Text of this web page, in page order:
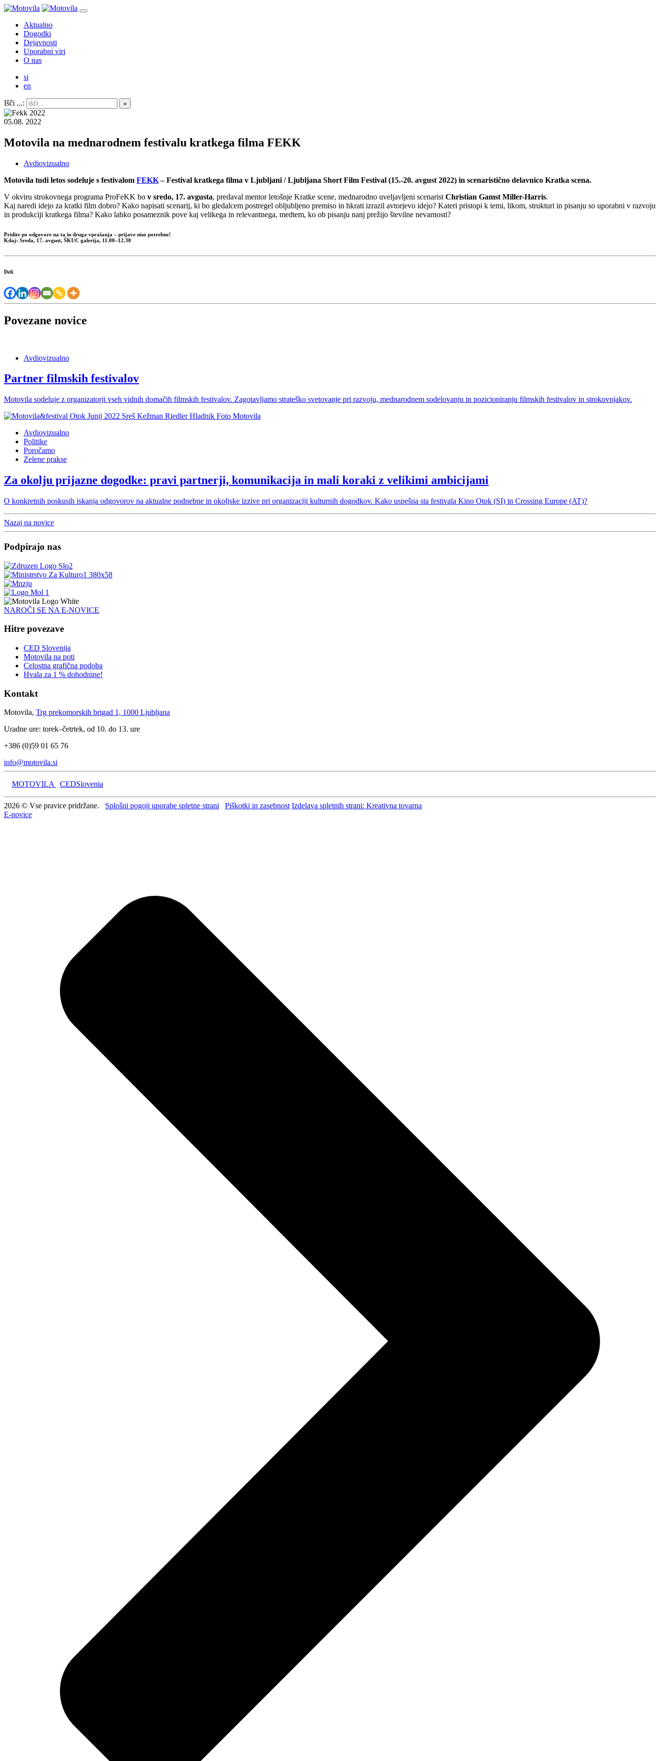
Aktualno
Dogodki
Dejavnosti
Uporabni viri
O nas
si
en
Išči ...:
05.08. 2022
Motovila na mednarodnem festivalu kratkega filma FEKK
Avdiovizualno
Motovila tudi letos sodeluje s festivalom FEKK– Festival kratkega filma v Ljubljani / Ljubljana Short Film Festival (15.-20. avgust 2022) in scenaristično delavnico Kratka scena.
V okviru strokovnega programa ProFeKK bo v sredo, 17. avgusta, predaval mentor letošnje Kratke scene, mednarodno uveljavljeni scenarist Christian Gamst Miller-Harris.
Kaj naredi idejo za kratki film dobro? Kako napisati scenarij, ki bo gledalcem postregel obljubljeno premiso in hkrati izrazil avtorjevo idejo? Kateri pristopi k temi, likom, strukturi in pisanju so uporabni v razvoju
in produkciji kratkega filma? Kako lahko posameznik pove kaj velikega in relevantnega, medtem, ko ob pisanju nanj prežijo številne nevarnosti?
Pridite po odgovore na ta in druga vprašanja – prijave niso potrebne!
Kdaj: Sreda, 17. avgust, ŠKUC galerija, 11.00–12.30
Deli
Povezane novice
Avdiovizualno
Partner filmskih festivalov
Motovila sodeluje z organizatorji vseh vidnih domačih filmskih festivalov. Zagotavljamo strateško svetovanje pri razvoju, mednarodnem sodelovanju in pozicioniranju filmskih festivalov in strokovnjakov.
Avdiovizualno
Politike
Poročamo
Zelene prakse
Za okolju prijazne dogodke: pravi partnerji, komunikacija in mali koraki z velikimi ambicijami
O konkretnih poskusih iskanja odgovorov na aktualne podnebne in okoljske izzive pri organizaciji kulturnih dogodkov. Kako uspešna sta festivala Kino Otok (SI) in Crossing Europe (AT)?
Nazaj na novice
Podpirajo nas
NAROČI SE NA E-NOVICE
Hitre povezave
CED Slovenija
Motovila na poti
Celostna grafična podoba
Hvala za 1 % dohodnine!
Kontakt
Motovila, Trg prekomorskih brigad 1, 1000 Ljubljana
Uradne ure: torek–četrtek, od 10. do 13. ure
+386 (0)59 01 65 76
info@motovila.si
MOTOVILA CEDSlovenia
2026 © Vse pravice pridržane. Splošni pogoji uporabe spletne strani Piškotki in zasebnost Izdelava spletnih strani: Kreativna tovarna
E-novice